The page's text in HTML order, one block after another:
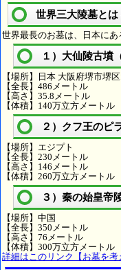
世界三大陵墓と
世界最長のお墓は、日本にあ
１）大仙陵古墳
【場所】日本 大阪府堺市堺
【全長】486メートル
【高さ】35.8メートル
【体積】140万立方メートル
２）クフ王のピ
【場所】エジプト
【全長】230メートル
【高さ】146メートル
【体積】260万立方メートル
３）秦の始皇帝
【場所】中国
【全長】350メートル
【高さ】76メートル
【体積】300万立方メートル
詳細はこのリンク【お墓を考